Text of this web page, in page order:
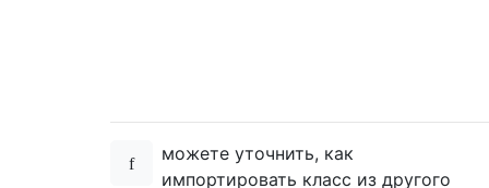
можете уточнить, как
импортировать класс из другого